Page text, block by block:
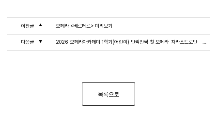
이전글 오페라 <베르테르> 미리보기
다음글 2026 오페라아카데미 1학기(어린이) 반짝반짝 첫 오페라-자라스트로반 - 바리톤 이천초
목록으로